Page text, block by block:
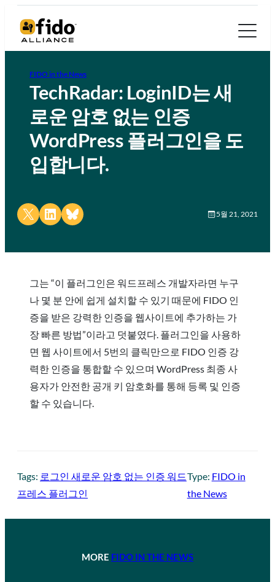
FIDO in the News
TechRadar: LoginID는 새
로운 암호 없는 인증
WordPress 플러그인을 도
입합니다.
Share on X Share on LinkedIn
Share on Bluesky 5월 21, 2021
그는 “이 플러그인은 워드프레스 개발자라면 누구
나 몇 분 안에 쉽게 설치할 수 있기 때문에 FIDO 인
증을 받은 강력한 인증을 웹사이트에 추가하는 가
장 빠른 방법”이라고 덧붙였다. 플러그인을 사용하
면 웹 사이트에서 5번의 클릭만으로 FIDO 인증 강
력한 인증을 통합할 수 있으며 WordPress 최종 사
용자가 안전한 공개 키 암호화를 통해 등록 및 인증
할 수 있습니다.
Tags: 로그인 새로운 암호 없는 인증 워드
프레스 플러그인
Type: FIDO in
the News
MORE FIDO IN THE NEWS